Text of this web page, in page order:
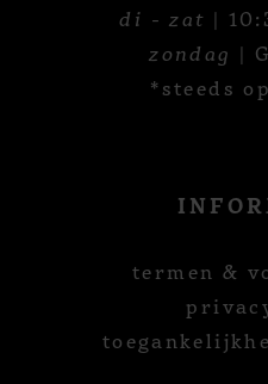
di - zat |
zondag |
*steeds
termen &